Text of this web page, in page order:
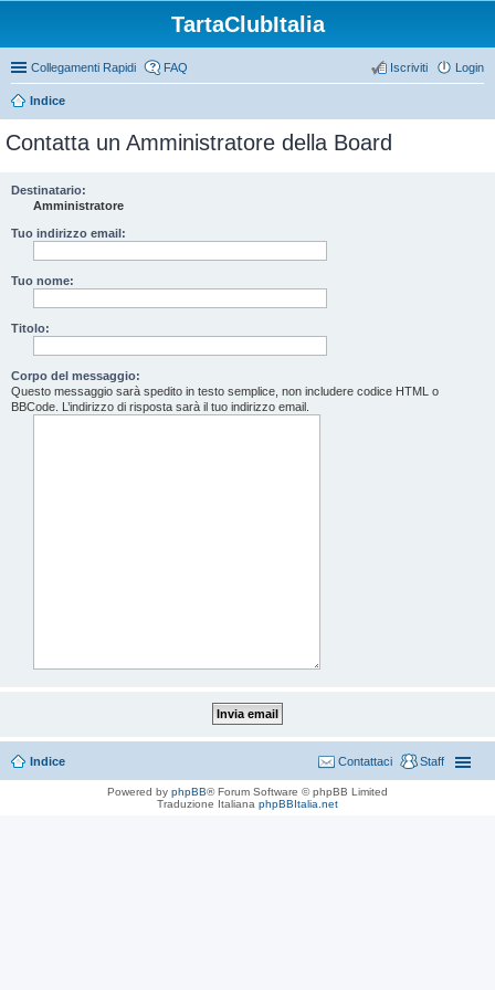
TartaClubItalia
Collegamenti Rapidi FAQ Login
Iscriviti
Indice
Contatta un Amministratore della Board
Destinatario:
Amministratore
Tuo indirizzo email:
Tuo nome:
Titolo:
Corpo del messaggio:
Questo messaggio sarà spedito in testo semplice, non includere codice HTML o
BBCode. L’indirizzo di risposta sarà il tuo indirizzo email.
Indice Staff
Contattaci
Powered by phpBB® Forum Software © phpBB Limited
Traduzione Italiana phpBBItalia.net